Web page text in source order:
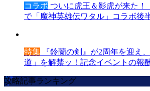
コラボ ついに虎王＆影虎が来た！
で「魔神英雄伝ワタル」コラボ後
特集 『鈴蘭の剣』が2周年を迎え
道」を解禁ッ！記念イベントの報
攻略記事ランキング